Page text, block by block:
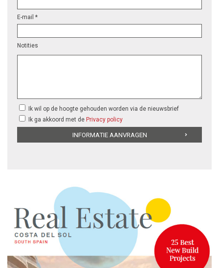
E-mail *
Notities
Ik wil op de hoogte gehouden worden via de nieuwsbrief
Ik ga akkoord met de Privacy policy